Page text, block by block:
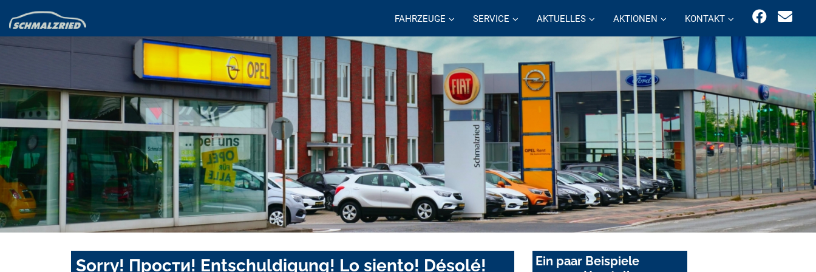
FAHRZEUGE SERVICE AKTUELLES AKTIONEN KONTAKT
Sorry! Прости! Entschuldigung! Lo siento! Désolé!
Ein paar Beispiele